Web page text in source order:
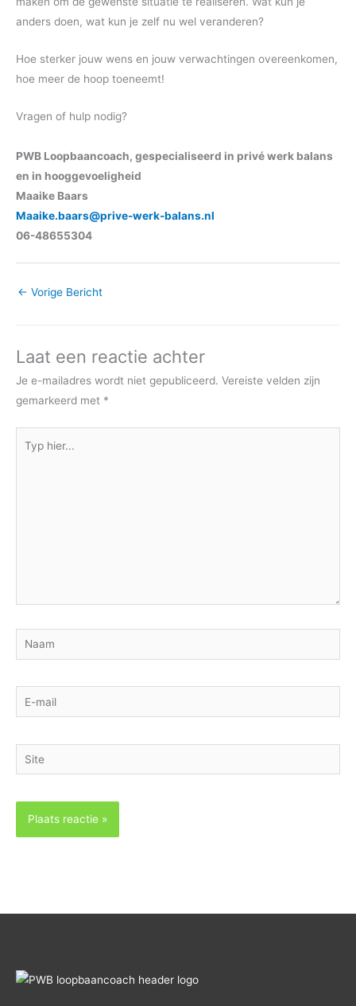
anders doen, wat kun je zelf nu wel veranderen?
Hoe sterker jouw wens en jouw verwachtingen overeenkomen,
hoe meer de hoop toeneemt!
Vragen of hulp nodig?
PWB Loopbaancoach, gespecialiseerd in privé werk balans
en in hooggevoeligheid
Maaike Baars
Maaike.baars@prive-werk-balans.nl
06-48655304
← Vorige Bericht
Laat een reactie achter
Je e-mailadres wordt niet gepubliceerd. Vereiste velden zijn
gemarkeerd met *
hier...
Naam
E-
mail
Site